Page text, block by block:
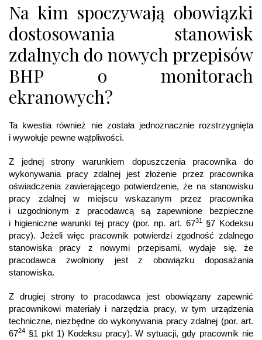
Na kim spoczywają obowiązki
dostosowania stanowisk
zdalnych do nowych przepisów
BHP o monitorach
ekranowych?
Ta kwestia również nie została jednoznacznie rozstrzygnięta
i wywołuje pewne wątpliwości.
Z jednej strony warunkiem dopuszczenia pracownika do
wykonywania pracy zdalnej jest złożenie przez pracownika
oświadczenia zawierającego potwierdzenie, że na stanowisku
pracy zdalnej w miejscu wskazanym przez pracownika
i uzgodnionym z pracodawcą są zapewnione bezpieczne
i higieniczne warunki tej pracy (por. np. art. 6731 §7 Kodeksu
pracy). Jeżeli więc pracownik potwierdzi zgodność zdalnego
stanowiska pracy z nowymi przepisami, wydaje się, że
pracodawca zwolniony jest z obowiązku doposażania
stanowiska.
Z drugiej strony to pracodawca jest obowiązany zapewnić
pracownikowi materiały i narzędzia pracy, w tym urządzenia
techniczne, niezbędne do wykonywania pracy zdalnej (por. art.
6724 §1 pkt 1) Kodeksu pracy). W sytuacji, gdy pracownik nie